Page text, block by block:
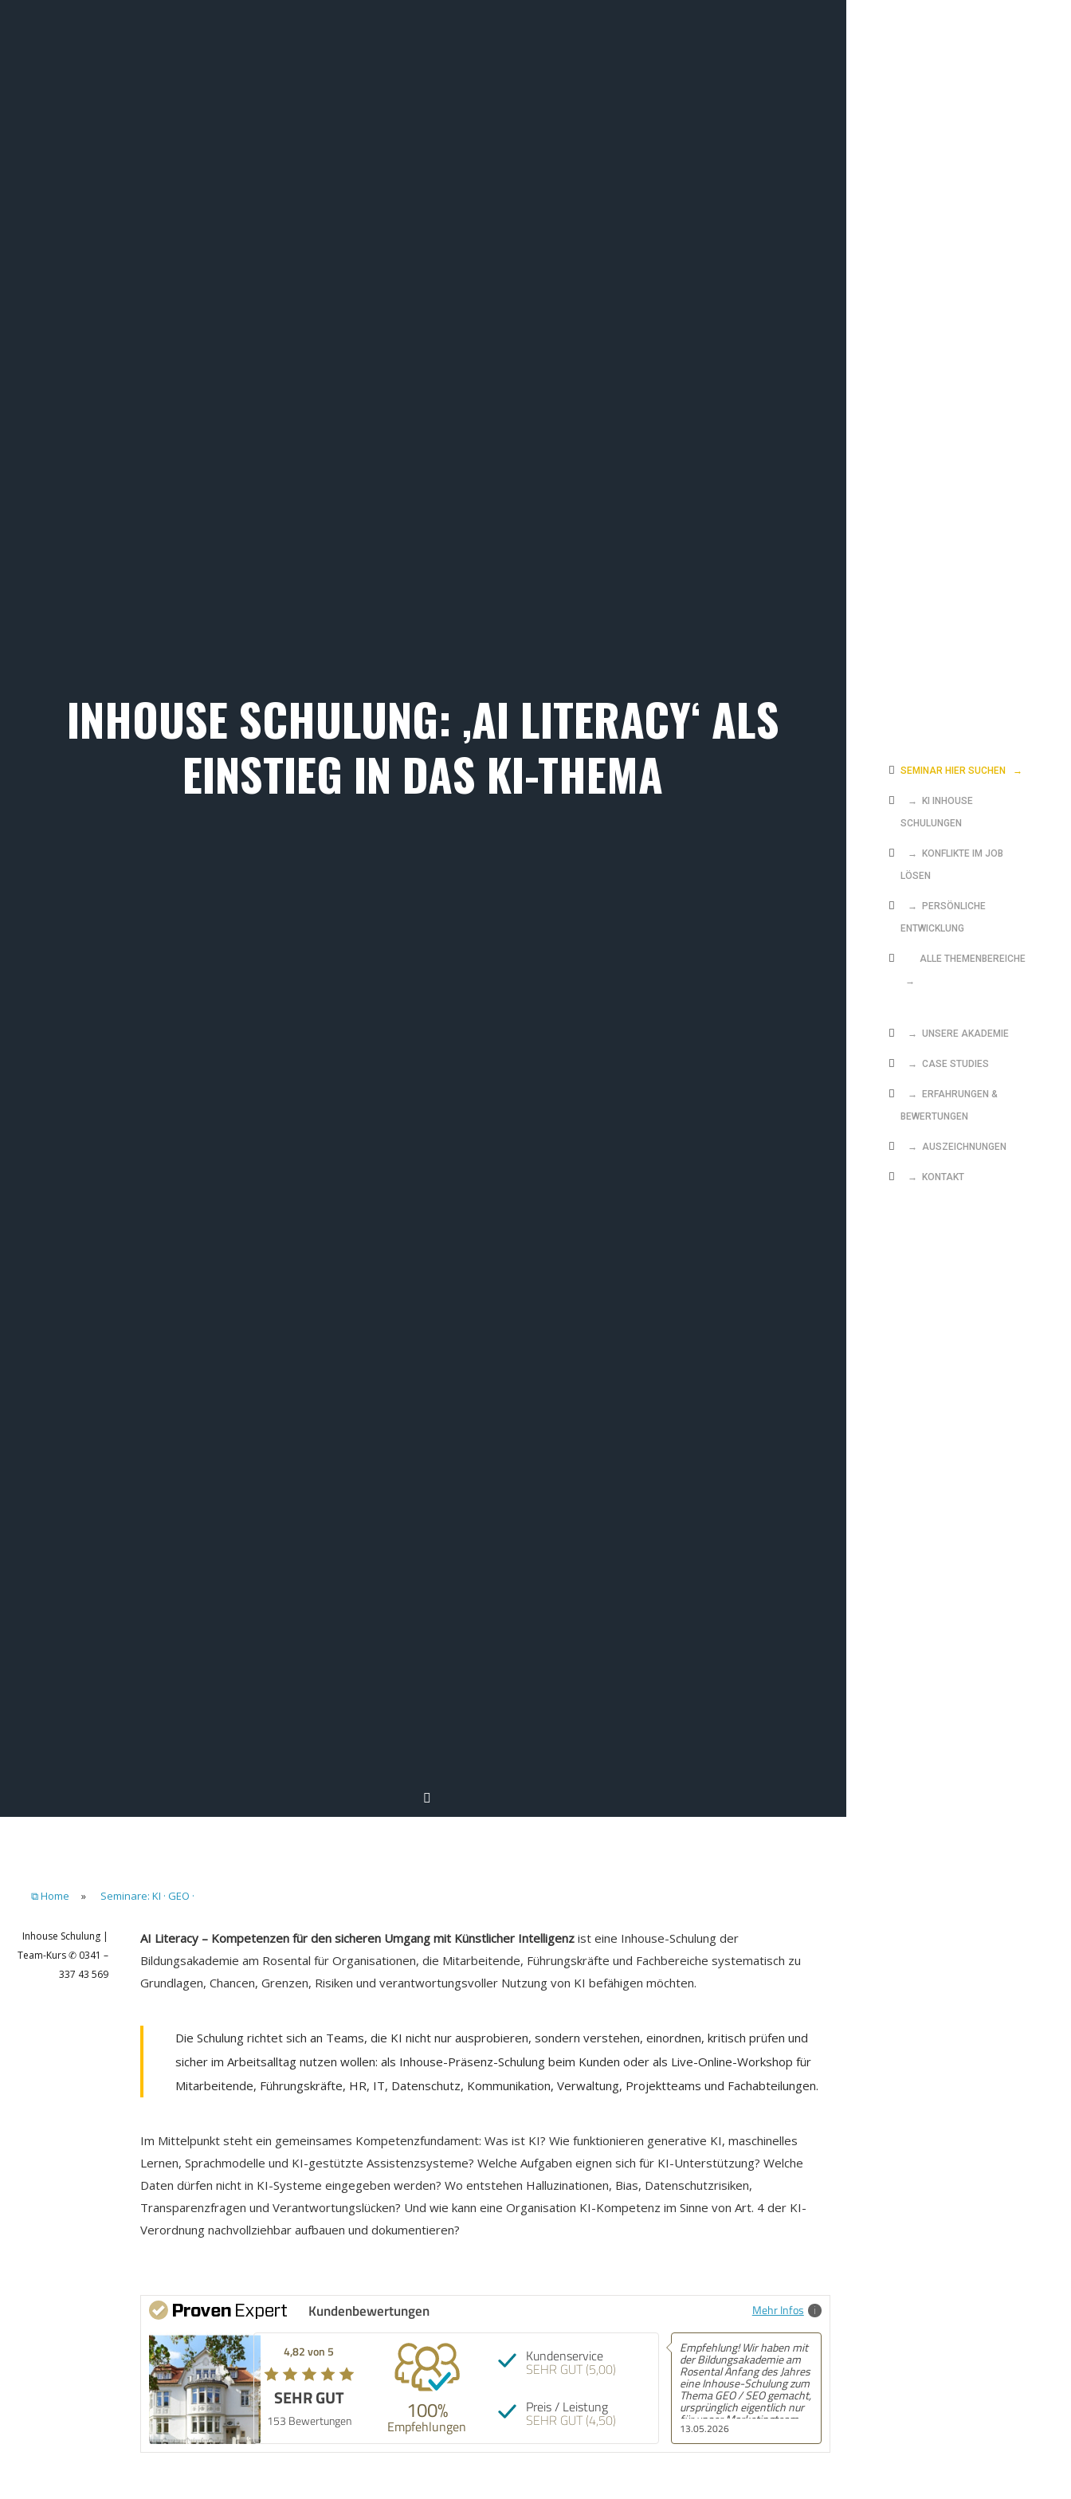
SEMINAR HIER SUCHEN →
→ KI INHOUSE
SCHULUNGEN
→ KONFLIKTE IM JOB
LÖSEN
→ PERSÖNLICHE
ENTWICKLUNG
ALLE THEMENBEREICHE
→
→ UNSERE AKADEMIE
→ CASE STUDIES
→ ERFAHRUNGEN &
BEWERTUNGEN
→ AUSZEICHNUNGEN
→ KONTAKT
INHOUSE SCHULUNG: ‚AI LITERACY‘ ALS
EINSTIEG IN DAS KI-THEMA
⧉ Home » Seminare: KI · GEO ·
Inhouse Schulung |
Team-Kurs ✆ 0341 –
337 43 569
AI Literacy – Kompetenzen für den sicheren Umgang mit Künstlicher Intelligenz ist eine Inhouse-Schulung der
Bildungsakademie am Rosental für Organisationen, die Mitarbeitende, Führungskräfte und Fachbereiche systematisch zu
Grundlagen, Chancen, Grenzen, Risiken und verantwortungsvoller Nutzung von KI befähigen möchten.
Die Schulung richtet sich an Teams, die KI nicht nur ausprobieren, sondern verstehen, einordnen, kritisch prüfen und
sicher im Arbeitsalltag nutzen wollen: als Inhouse-Präsenz-Schulung beim Kunden oder als Live-Online-Workshop für
Mitarbeitende, Führungskräfte, HR, IT, Datenschutz, Kommunikation, Verwaltung, Projektteams und Fachabteilungen.
Im Mittelpunkt steht ein gemeinsames Kompetenzfundament: Was ist KI? Wie funktionieren generative KI, maschinelles
Lernen, Sprachmodelle und KI-gestützte Assistenzsysteme? Welche Aufgaben eignen sich für KI-Unterstützung? Welche
Daten dürfen nicht in KI-Systeme eingegeben werden? Wo entstehen Halluzinationen, Bias, Datenschutzrisiken,
Transparenzfragen und Verantwortungslücken? Und wie kann eine Organisation KI-Kompetenz im Sinne von Art. 4 der KI-
Verordnung nachvollziehbar aufbauen und dokumentieren?
Mehr Infos
Kundenbewertungen
4,82 von 5
SEHR GUT
153 Bewertungen 100%
Empfehlungen
Kundenservice
SEHR GUT (5,00)
Preis / Leistung
SEHR GUT (4,50)
13.05.2026
Empfehlung! Wir haben mit
der Bildungsakademie am
Rosental Anfang des Jahres
ursprünglich eigentlich nur
für unser Marketingteam
mit acht Leuten. Am Ende
saßen dann aber auch
Kollegen aus Vertrieb,
24.09.2025
Empfehlung! Angebot kam
schnell und auf den Punkt.
Schön, wenn beim
Telefonat wirklich jemand
zuhört. War gut!